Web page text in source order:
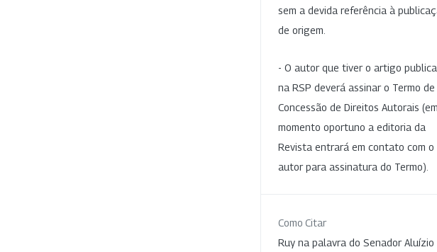
sem a devida referência à
de origem.
- O autor que tiver o artigo
na RSP deverá assinar o Termo de
Concessão de Direitos Autorais (em
momento oportuno a editoria da
Revista entrará em contato com o
autor para assinatura do Termo).
Como Citar
Ruy na palavra do Senador Aluízio